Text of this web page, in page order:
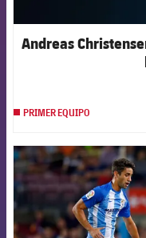
Andreas
PRIMER EQUIPO